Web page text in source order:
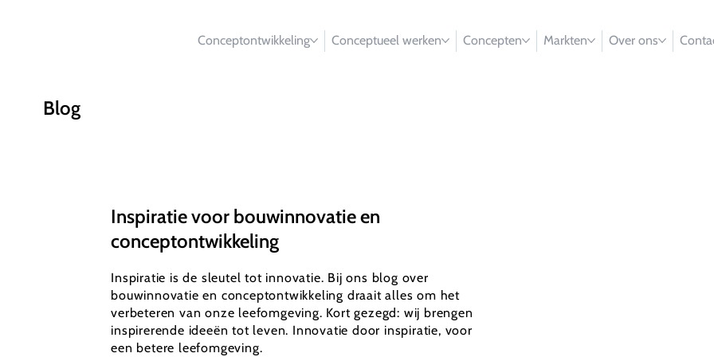
Conceptontwikkeling Conceptueel werken Concepten Markten Over ons
Inspiratie voor bouwinnovatie en
conceptontwikkeling
Inspiratie is de sleutel tot innovatie. Bij ons blog over
bouwinnovatie en conceptontwikkeling draait alles om het
verbeteren van onze leefomgeving. Kort gezegd: wij brengen
inspirerende ideeën tot leven. Innovatie door inspiratie, voor
een betere leefomgeving.
Blog